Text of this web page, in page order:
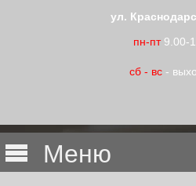
ул.
пн-пт9.00-
сб - вс -
Меню